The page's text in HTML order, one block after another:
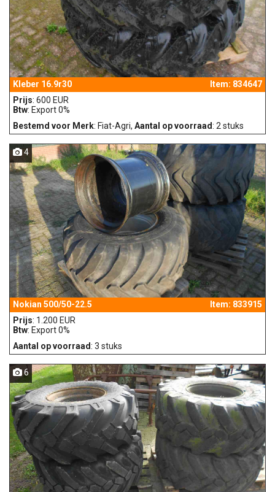
Kleber 16.9r30
Item: 834647
Prijs: 600 EUR
Btw: Export 0%
Bestemd voor Merk: Fiat-Agri, Aantal op voorraad: 2 stuks
4
Nokian 500/50-22.5
Item: 833915
Prijs: 1.200 EUR
Btw: Export 0%
Aantal op voorraad: 3 stuks
6